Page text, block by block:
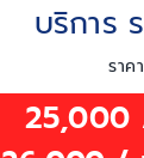
บริการ
ราค
25,000